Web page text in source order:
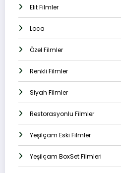
Elit Filmler
Loca
Özel Filmler
Renkli Filmler
Siyah Filmler
Restorasyonlu Filmler
Yeşilçam Eski Filmler
Yeşilçam BoxSet Filmleri